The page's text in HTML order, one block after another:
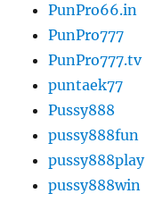
PunPro66.in
PunPro777
PunPro777.tv
puntaek77
Pussy888
pussy888fun
pussy888play
pussy888win